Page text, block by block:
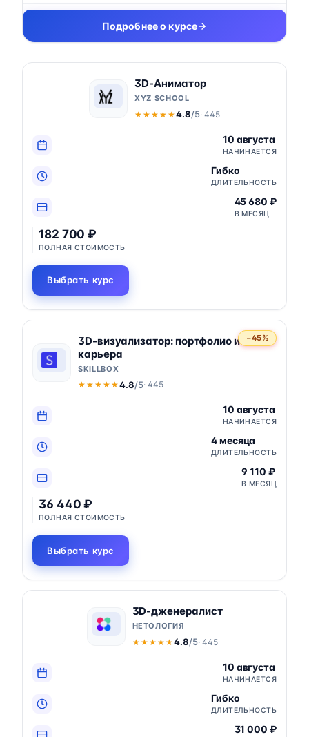
Подробнее о курсе
3D-Аниматор
XYZ SCHOOL
★★★★★
★★★★★4.8/5· 445
10 августа
НАЧИНАЕТСЯ
Гибко
ДЛИТЕЛЬНОСТЬ
45 680 ₽
В МЕСЯЦ
182 700 ₽
ПОЛНАЯ СТОИМОСТЬ
Выбрать курс
−45%
3D-визуализатор: портфолио и
карьера
SKILLBOX
★★★★★
★★★★★4.8/5· 445
10 августа
НАЧИНАЕТСЯ
4 месяца
ДЛИТЕЛЬНОСТЬ
9 110 ₽
В МЕСЯЦ
36 440 ₽
ПОЛНАЯ СТОИМОСТЬ
Выбрать курс
3D-дженералист
НЕТОЛОГИЯ
★★★★★
★★★★★ 4.8/5· 445
10 августа
НАЧИНАЕТСЯ
Гибко
ДЛИТЕЛЬНОСТЬ
31 000 ₽